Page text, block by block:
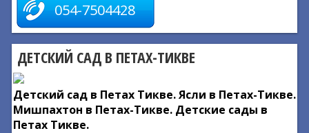
054-7504428
ДЕТСКИЙ САД В ПЕТАХ-ТИКВЕ
Детский сад в Петах Тикве. Ясли в Петах-Тикве.
Мишпахтон в Петах-Тикве. Детские сады в
Петах Тикве.